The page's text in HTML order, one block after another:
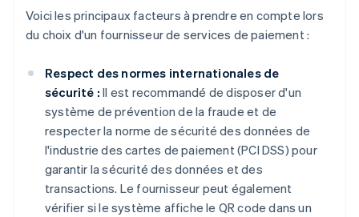
Voici les principaux facteurs à prendre en compte lors
du choix d'un fournisseur de services de paiement :
Respect des normes internationales de
sécurité : Il est recommandé de disposer d'un
système de prévention de la fraude et de
respecter la norme de sécurité des données de
l'industrie des cartes de paiement (PCI DSS) pour
garantir la sécurité des données et des
transactions. Le fournisseur peut également
vérifier si le système affiche le QR code dans un